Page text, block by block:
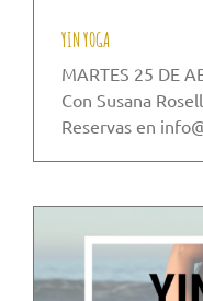
YIN YOGA
MARTES 25 DE
Con Susana
Reservas en